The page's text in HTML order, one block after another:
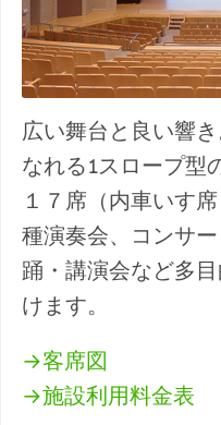
広い舞台と良い響
なれる1スロープ型
１７席（内車いす
種演奏会、コンサ
踊・講演会など多
けます。
→客席図
→施設利用料金表